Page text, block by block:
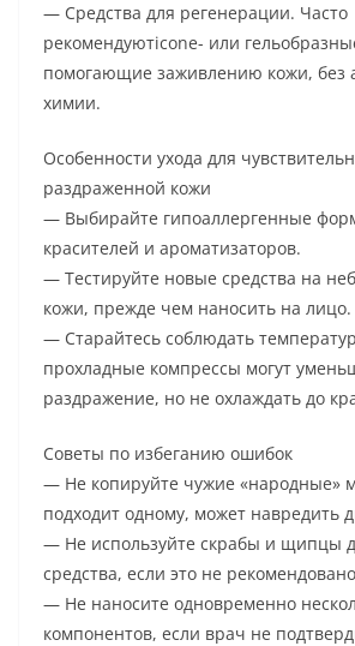
— Средства для регенерации. Часто
рекомендуютicone- или
помогающие заживлению кожи, без
химии.
Особенности ухода для
раздраженной кожи
— Выбирайте гипоаллергенные
красителей и ароматизаторов.
— Тестируйте новые средства на
кожи, прежде чем наносить на лицо.
— Старайтесь соблюдать
прохладные компрессы могут
раздражение, но не охлаждать до
Советы по избеганию ошибок
— Не копируйте чужие «народные»
подходит одному, может навредить
— Не используйте скрабы и щипцы
средства, если это не
— Не наносите одновременно
компонентов, если врач не